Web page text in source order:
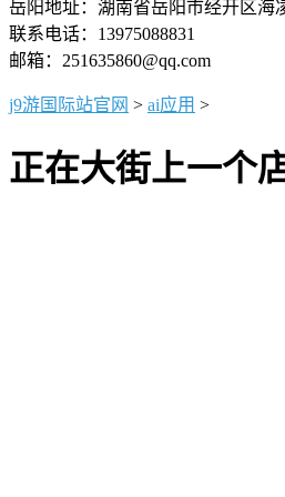
岳阳地址：湖南省岳阳市经开区海
联系电话：13975088831
邮箱：251635860@qq.com
j9游国际站官网 > ai应用 >
正在大街上一个